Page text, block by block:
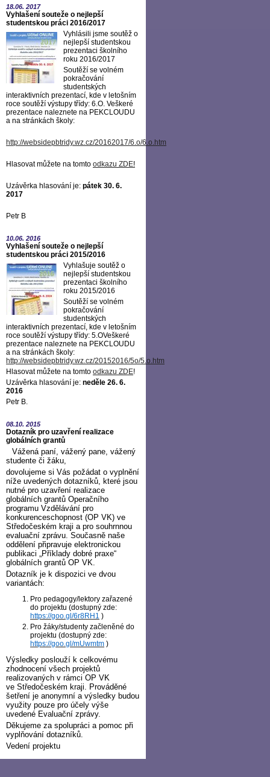
18.06. 2017
Vyhlašení souteže o nejlepší
studentskou práci 2016/2017
Vyhlásili jsme soutěž o
nejlepší studentskou
prezentaci školního
roku 2016/2017
Soutěží se volném
pokračování
studentských
interaktivních prezentací, kde v letošním
roce soutěží výstupy třídy: 6.O. Veškeré
prezentace naleznete na PEKCLOUDU
a na stránkách školy:
http://websidepbtridy.wz.cz/20162017/6.o/6.o.htm
Hlasovat můžete na tomto odkazu ZDE!
Uzávěrka hlasování je: pátek 30. 6.
2017
Petr B
10.06. 2016
Vyhlašení souteže o nejlepší
studentskou práci 2015/2016
Vyhlašuje soutěž o
nejlepší studentskou
prezentaci školního
roku 2015/2016
Soutěží se volném
pokračování
studentských
interaktivních prezentací, kde v letošním
roce soutěží výstupy třídy: 5.OVeškeré
prezentace naleznete na PEKCLOUDU
a na stránkách školy:
http://websidepbtridy.wz.cz/20152016/5o/5.o.htm
Hlasovat můžete na tomto odkazu ZDE!
Uzávěrka hlasování je: neděle 26. 6.
2016
Petr B.
08.10. 2015
Dotazník pro uzavření realizace
globálních grantů
Vážená paní, vážený pane, vážený
studente či žáku,
dovolujeme si Vás požádat o vyplnění
níže uvedených dotazníků, které jsou
nutné pro uzavření realizace
globálních grantů Operačního
programu Vzdělávání pro
konkurenceschopnost (OP VK) ve
Středočeském kraji a pro souhrnnou
evaluační zprávu. Současně naše
oddělení připravuje elektronickou
publikaci „Příklady dobré praxe“
globálních grantů OP VK.
Dotazník je k dispozici ve dvou
variantách:
Pro pedagogy/lektory zařazené
do projektu (dostupný zde:
https://goo.gl/6r8RH1 )
Pro žáky/studenty začleněné do
projektu (dostupný zde:
https://goo.gl/mUwmtm )
Výsledky poslouží k celkovému
zhodnocení všech projektů
realizovaných v rámci OP VK
ve Středočeském kraji. Prováděné
šetření je anonymní a výsledky budou
využity pouze pro účely výše
uvedené Evaluační zprávy.
Děkujeme za spolupráci a pomoc při
vyplňování dotazníků.
Vedení projektu